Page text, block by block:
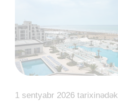
1 sentyabr 2026 tarixinədək